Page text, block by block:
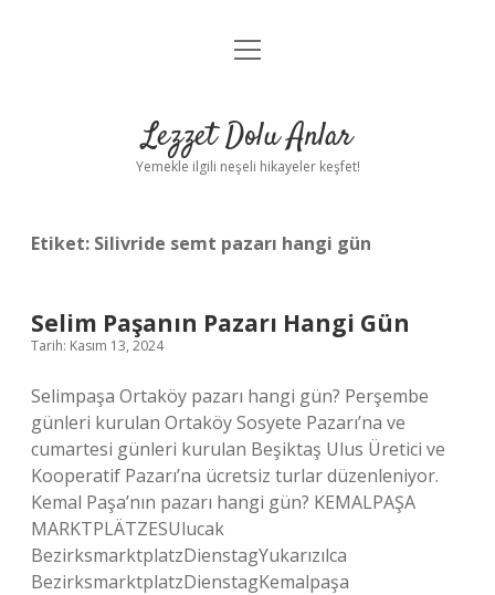
Anasayfa
Yasal Uyarı
menüyü
Lezzet Dolu Anlar
Yemekle ilgili neşeli hikayeler keşfet!
Etiket: Silivride semt pazarı hangi gün
Selim Paşanın Pazarı Hangi Gün
Tarih: Kasım 13, 2024
Selimpaşa Ortaköy pazarı hangi gün? Perşembe
günleri kurulan Ortaköy Sosyete Pazarı’na ve
cumartesi günleri kurulan Beşiktaş Ulus Üretici ve
Kooperatif Pazarı’na ücretsiz turlar düzenleniyor.
Kemal Paşa’nın pazarı hangi gün? KEMALPAŞA
MARKTPLÄTZESUlucak
BezirksmarktplatzDienstagYukarızılca
BezirksmarktplatzDienstagKemalpaşa